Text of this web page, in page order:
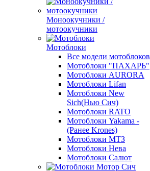
Моноокучники /
мотоокучники
Мотоблоки
Все модели мотоблоков
Мотоблоки "ПАХАРЬ"
Мотоблоки AURORA
Мотоблоки Lifan
Мотоблоки New
Sich(Нью Сич)
Мотоблоки RATO
Мотоблоки Yakama -
(Ранее Krones)
Мотоблоки МТЗ
Мотоблоки Нева
Мотоблоки Салют